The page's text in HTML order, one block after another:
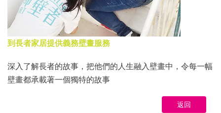
到長者家居提供義務壁畫服務
深入了解長者的故事，把他們的人生融入壁畫中，令每一幅
壁畫都承載著一個獨特的故事
返回